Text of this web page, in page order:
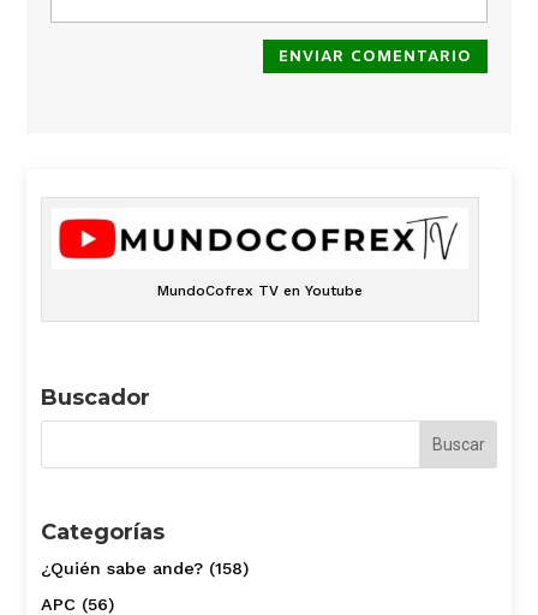
ENVIAR COMENTARIO
MundoCofrex TV en Youtube
Buscador
Categorías
¿Quién sabe ande?(158)
APC(56)